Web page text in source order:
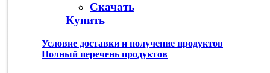
Скачать
Купить
Условие доставки и получение продуктов
Полный перечень продуктов